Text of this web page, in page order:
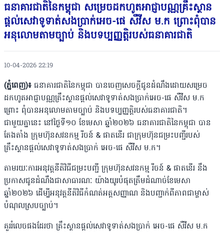
ធនាគារជាតិនៃកម្ពុជា សម្រេចដកហូតអាជ្ញាបណ្ណគ្រឹះស្ថាន
ផ្តល់សេវាទូទាត់សងប្រាក់អេច-ផេ សឺវីស ម.ក ព្រោះពុំបាន
អនុលោមតាមច្បាប់ និងបទប្បញ្ញត្តិរបស់ធនាគារជាតិ
10-04-2026 22:19
(ភ្នំពេញ)៖ ធនាគារជាតិនៃកម្ពុជា បានចេញសេចក្តីជូនដំណឹងដោយសម្រេច
ដកហូតអាជ្ញាបណ្ណគ្រឹះស្ថានផ្តល់សេវាទូទាត់សងប្រាក់អេច-ផេ សឺវីស ម.ក
ព្រោះ ពុំបានអនុលោមតាមច្បាប់ និងបទប្បញ្ញត្តិរបស់ធនាគារជាតិ។
ជាមួយគ្នានេះ នៅថ្ងៃទី១០ ខែមេសា ឆ្នាំ២០២៦ ធនាគារជាតិនៃកម្ពុជា បាន
តែងតាំង ក្រុមហ៊ុនសវនកម្ម រីចន៍ & ផាតនើរ ជាក្រុមហ៊ុនជម្រះបញ្ជីរបស់
គ្រឹះស្ថានផ្តល់សេវាទូទាត់សងប្រាក់ អេច-ផេ សឺវីស ម.ក។
តាមរយៈការអនុវត្តនីតិវិធីជម្រះបញ្ជី ក្រុមហ៊ុនសវនកម្ម រីចន៍ & ផាតនើរ នឹង
ប្រកាសជូនដំណឹងជាសាធារណៈ យ៉ាងយូរបំផុតត្រឹមដំណាច់ខែមេសា
ឆ្នាំ២០២៦ ដើម្បីអនុវត្តនីតិវិធីកំណត់អត្តសញ្ញាណ និងបញ្ជាក់ពីភាពជាម្ចាស់
បំណុលស្របច្បាប់។
គួររំលេចផងដែរថា គ្រឹះស្ថានផ្តល់សេវាទូទាត់សងប្រាក់ អេច-ផេ សឺវីស ម.ក